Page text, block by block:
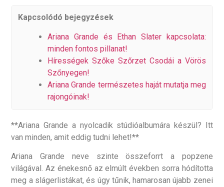
Kapcsolódó bejegyzések
Ariana Grande és Ethan Slater kapcsolata:
minden fontos pillanat!
Hírességek Szőke Szőrzet Csodái a Vörös
Szőnyegen!
Ariana Grande természetes haját mutatja meg
rajongóinak!
**Ariana Grande a nyolcadik stúdióalbumára készül? Itt
van minden, amit eddig tudni lehet!**
Ariana Grande neve szinte összeforrt a popzene
világával. Az énekesnő az elmúlt években sorra hódította
meg a slágerlistákat, és úgy tűnik, hamarosan újabb zenei